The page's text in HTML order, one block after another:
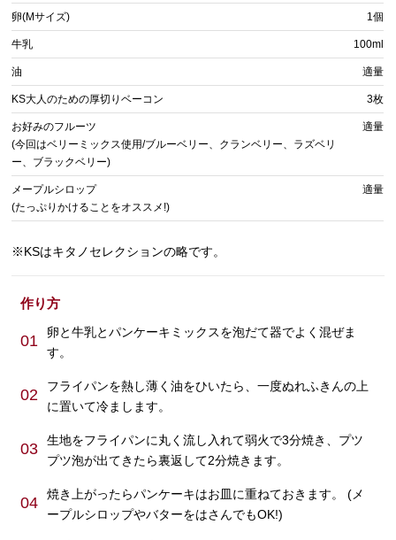
卵(Mサイズ) 1個
牛乳 100ml
油 適量
KS大人のための厚切りベーコン 3枚
お好みのフルーツ
(今回はベリーミックス使用/ブルーベリー、クランベリー、ラズベリ
ー、ブラックベリー)
適量
メープルシロップ
(たっぷりかけることをオススメ!)
適量
※KSはキタノセレクションの略です。
作り方
01
卵と牛乳とパンケーキミックスを泡だて器でよく混ぜま
す。
02
フライパンを熱し薄く油をひいたら、一度ぬれふきんの上
に置いて冷まします。
03
生地をフライパンに丸く流し入れて弱火で3分焼き、プツ
プツ泡が出てきたら裏返して2分焼きます。
04
焼き上がったらパンケーキはお皿に重ねておきます。 (メ
ープルシロップやバターをはさんでもOK!)